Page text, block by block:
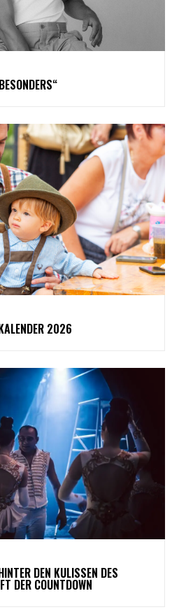
2026
DEN KULISSEN DES
DER COUNTDOWN